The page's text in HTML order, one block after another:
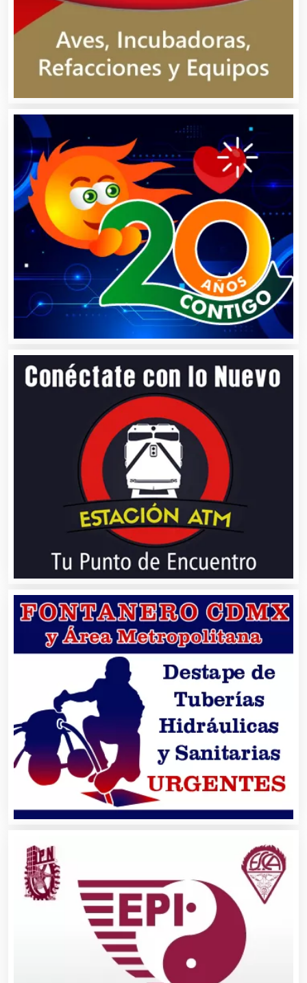
Balnearios
Bancos
Banquetes
Bares y Cantinas
Basculas
Bebidas
Belleza
Bordados y Estampados
Boutiques
Cafeterías
Cajas de Ahorro
Cámaras de Comercio
Camiones para Fletes
Cancelería de Aluminio
Capacitación
Carnicerías
Carpinterías
Centros Comerciales
Centros de Espectáculos
Centros de Nutrición
Centros Turísticos